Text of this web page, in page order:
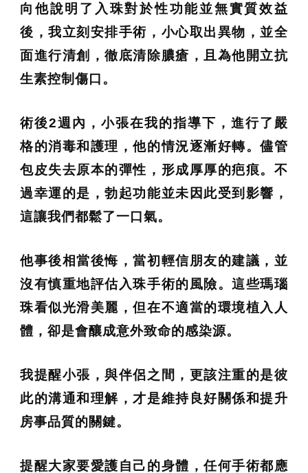
向他說明了入珠對於性功能並無實質效益
後，我立刻安排手術，小心取出異物，並全
面進行清創，徹底清除膿瘡，且為他開立抗
生素控制傷口。
術後2週內，小張在我的指導下，進行了嚴
格的消毒和護理，他的情況逐漸好轉。儘管
包皮失去原本的彈性，形成厚厚的疤痕。不
過幸運的是，勃起功能並未因此受到影響，
這讓我們都鬆了一口氣。
他事後相當後悔，當初輕信朋友的建議，並
沒有慎重地評估入珠手術的風險。這些瑪瑙
珠看似光滑美麗，但在不適當的環境植入人
體，卻是會釀成意外致命的感染源。
我提醒小張，與伴侶之間，更該注重的是彼
此的溝通和理解，才是維持良好關係和提升
房事品質的關鍵。
提醒大家要愛護自己的身體，任何手術都應